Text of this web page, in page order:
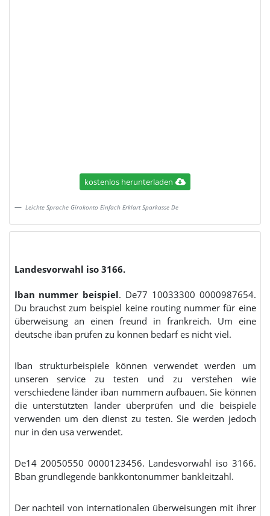
kostenlos herunterladen
Leichte Sprache Girokonto Einfach Erklart Sparkasse De
Landesvorwahl iso 3166.
Iban nummer beispiel. De77 10033300 0000987654.
Du brauchst zum beispiel keine routing nummer für eine
überweisung an einen freund in frankreich. Um eine
deutsche iban prüfen zu können bedarf es nicht viel.
Iban strukturbeispiele können verwendet werden um
unseren service zu testen und zu verstehen wie
verschiedene länder iban nummern aufbauen. Sie können
die unterstützten länder überprüfen und die beispiele
verwenden um den dienst zu testen. Sie werden jedoch
nur in den usa verwendet.
De14 20050550 0000123456. Landesvorwahl iso 3166.
Bban grundlegende bankkontonummer bankleitzahl.
Der nachteil von internationalen überweisungen mit ihrer